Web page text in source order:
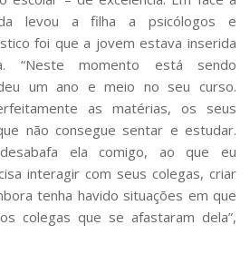
levou a filha a psicólogos e
foi que a jovem estava inserida
“Neste momento está sendo
um ano e meio no seu curso.
as matérias, os seus
não consegue sentar e estudar.
desabafa ela comigo, ao que eu
interagir com seus colegas, criar
tenha havido situações em que
colegas que se afastaram dela”,